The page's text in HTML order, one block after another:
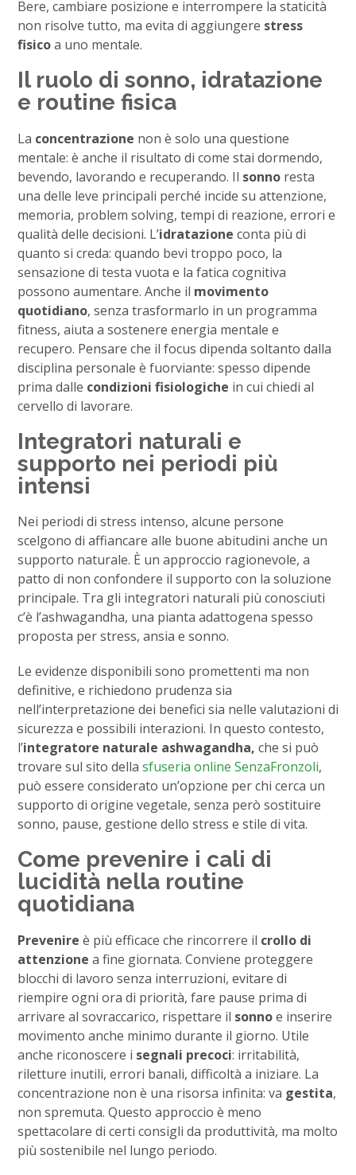
Bere, cambiare posizione e interrompere la staticità
non risolve tutto, ma evita di aggiungere stress
fisicoa uno mentale.
Il ruolo di sonno, idratazione
e routine fisica
La concentrazione non è solo una questione
mentale: è anche il risultato di come stai dormendo,
bevendo, lavorando e recuperando. Il sonno resta
una delle leve principali perché incide su attenzione,
memoria, problem solving, tempi di reazione, errori e
qualità delle decisioni. L’idratazione conta più di
quanto si creda: quando bevi troppo poco, la
sensazione di testa vuota e la fatica cognitiva
possono aumentare. Anche il movimento
quotidiano, senza trasformarlo in un programma
fitness, aiuta a sostenere energia mentale e
recupero. Pensare che il focus dipenda soltanto dalla
disciplina personale è fuorviante: spesso dipende
prima dalle condizioni fisiologiche in cui chiedi al
cervello di lavorare.
Integratori naturali e
supporto nei periodi più
intensi
Nei periodi di stress intenso, alcune persone
scelgono di affiancare alle buone abitudini anche un
supporto naturale. È un approccio ragionevole, a
patto di non confondere il supporto con la soluzione
principale. Tra gli integratori naturali più conosciuti
c’è l’ashwagandha, una pianta adattogena spesso
proposta per stress, ansia e sonno.
Le evidenze disponibili sono promettenti ma non
definitive, e richiedono prudenza sia
nell’interpretazione dei benefici sia nelle valutazioni di
sicurezza e possibili interazioni. In questo contesto,
l’integratore naturale ashwagandha, che si può
trovare sul sito della sfuseria online SenzaFronzoli,
può essere considerato un’opzione per chi cerca un
supporto di origine vegetale, senza però sostituire
sonno, pause, gestione dello stress e stile di vita.
Come prevenire i cali di
lucidità nella routine
quotidiana
Prevenire è più efficace che rincorrere il crollo di
attenzione a fine giornata. Conviene proteggere
blocchi di lavoro senza interruzioni, evitare di
riempire ogni ora di priorità, fare pause prima di
arrivare al sovraccarico, rispettare il sonnoe inserire
movimento anche minimo durante il giorno. Utile
anche riconoscere i segnali precoci: irritabilità,
riletture inutili, errori banali, difficoltà a iniziare. La
concentrazione non è una risorsa infinita: va gestita,
non spremuta. Questo approccio è meno
spettacolare di certi consigli da produttività, ma molto
più sostenibile nel lungo periodo.